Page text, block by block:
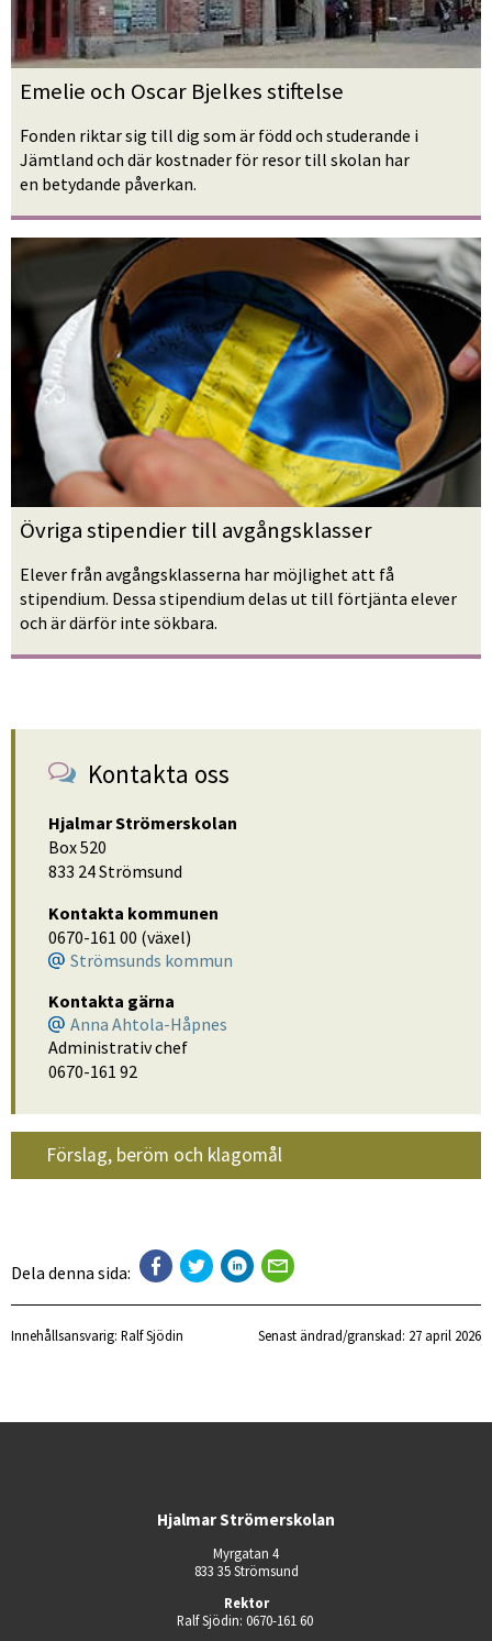
Emelie och Oscar Bjelkes stiftelse
Fonden riktar sig till dig som är född och studerande i
Jämtland och där kostnader för resor till skolan har
en betydande påverkan.
Övriga stipendier till avgångsklasser
Elever från avgångsklasserna har möjlighet att få
stipendium. Dessa stipendium delas ut till förtjänta elever
och är därför inte sökbara.
Kontakta oss
Hjalmar Strömerskolan
Box 520
833 24 Strömsund
Kontakta kommunen
0670-161 00 (växel)
Strömsunds kommun
Kontakta gärna
Anna Ahtola-Håpnes
Administrativ chef
0670-161 92
Förslag, beröm och klagomål
Dela denna sida:
Innehållsansvarig: Ralf Sjödin Senast ändrad/granskad: 27 april 2026
Hjalmar Strömerskolan
Myrgatan 4
833 35 Strömsund
Rektor
Ralf Sjödin: 0670-161 60